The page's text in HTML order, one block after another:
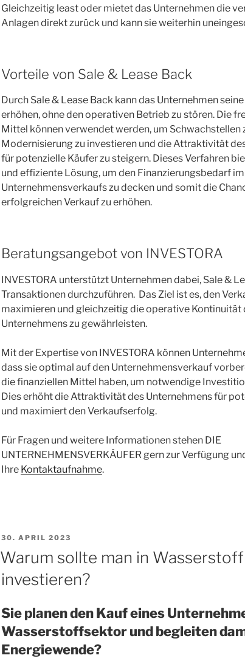
Gleichzeitig least oder mietet das Unternehmen die
Anlagen direkt zurück und kann sie weiterhin
Vorteile von Sale & Lease Back
Durch Sale & Lease Back kann das Unternehmen
erhöhen, ohne den operativen Betrieb zu stören. Die
Mittel können verwendet werden, um Schwachstellen
Modernisierung zu investieren und die Attraktivität
für potenzielle Käufer zu steigern. Dieses Verfahren
und effiziente Lösung, um den Finanzierungsbedarf
Unternehmensverkaufs zu decken und somit die
erfolgreichen Verkauf zu erhöhen.
Beratungsangebot von INVESTORA
INVESTORA unterstützt Unternehmen dabei, Sale &
Transaktionen durchzuführen. Das Ziel ist es, den
maximieren und gleichzeitig die operative Kontinuität
Unternehmens zu gewährleisten.
Mit der Expertise von INVESTORA können
dass sie optimal auf den Unternehmensverkauf
die finanziellen Mittel haben, um notwendige
Dies erhöht die Attraktivität des Unternehmens für
und maximiert den Verkaufserfolg.
Für Fragen und weitere Informationen stehen DIE
UNTERNEHMENSVERKÄUFER gern zur Verfügung
Ihre Kontaktaufnahme.
VERÖFFENTLICHT
AM
30. APRIL 2023
Warum sollte man in Wasserstoff
investieren?
Sie planen den Kauf eines
Wasserstoffsektor und begleiten
Energiewende?